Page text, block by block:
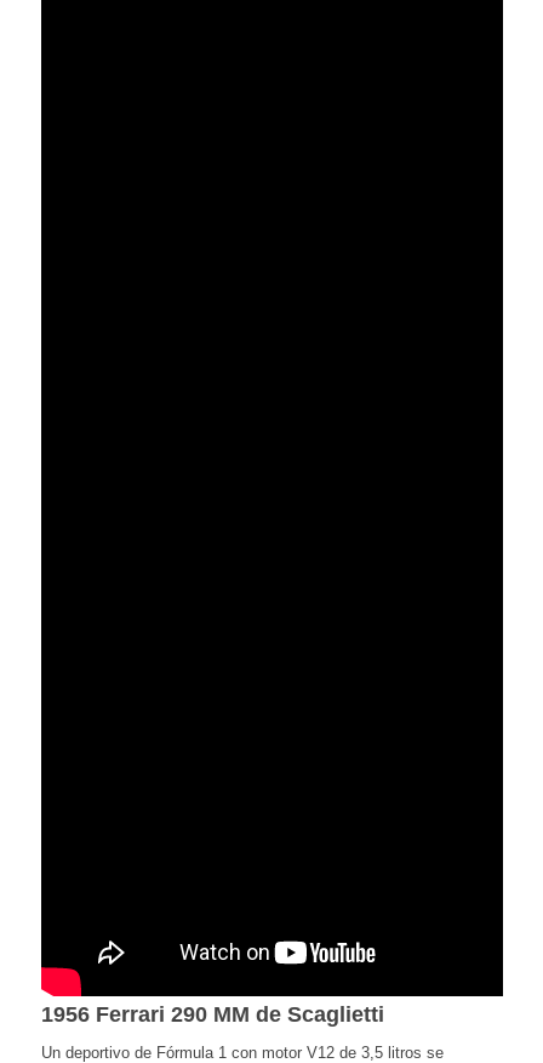
1956 Ferrari 290 MM de Scaglietti
Un deportivo de Fórmula 1 con motor V12 de 3,5 litros se